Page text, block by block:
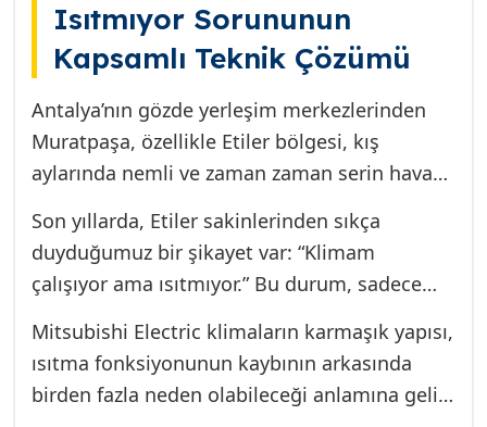
Isıtmıyor Sorununun
Kapsamlı Teknik Çözümü
Antalya’nın gözde yerleşim merkezlerinden
Muratpaşa, özellikle Etiler bölgesi, kış
aylarında nemli ve zaman zaman serin hava
sağlıklı bir yaşam sürmeniz, büyük ölçüde
güvenilir bir ısıtma sistemine bağlıdır.
Mitsubishi Electric gibi üstün teknolojiye
sahip bir klimanın varlığı büyük bir rahatlık
sunar. Ancak, en iyi markalar bile zaman
zaman teknik arızalar verebilir.
Son yıllarda, Etiler sakinlerinden sıkça
duyduğumuz bir şikayet var: “Klimam
çalışıyor ama ısıtmıyor.” Bu durum, sadece
cihazın sürekli çalışıp yetersiz performans
göstermesi nedeniyle enerji faturalarınızın da
beklenmedik şekilde artmasına yol açar. Bir
Mitsubishi Electric klimaların karmaşık yapısı,
ısıtma fonksiyonunun kaybının arkasında
birden fazla neden olabileceği anlamına gelir.